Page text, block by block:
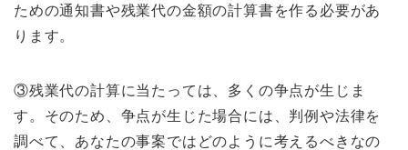
ための通知書や残業代の金額の計算書を作る必要があ
ります。
③残業代の計算に当たっては、多くの争点が生じま
す。そのため、争点が生じた場合には、判例や法律を
調べて、あなたの事案ではどのように考えるべきなの